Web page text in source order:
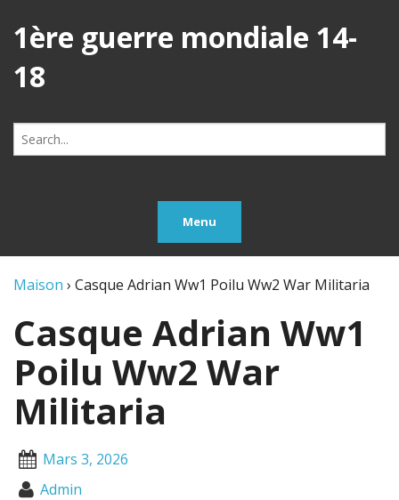
1ère guerre mondiale 14-
18
Search
for:
Menu
Maison › Casque Adrian Ww1 Poilu Ww2 War Militaria
Casque Adrian Ww1
Poilu Ww2 War
Militaria
Mars 3, 2026
Admin